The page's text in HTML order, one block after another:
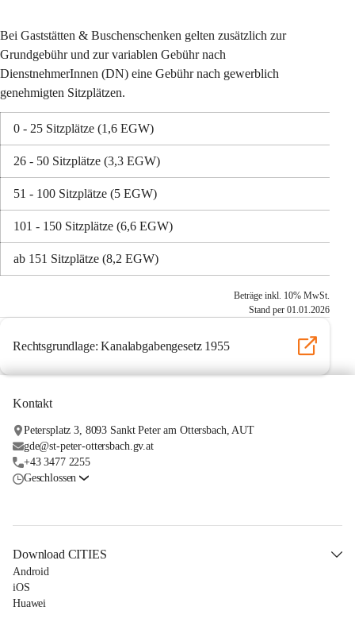
Bei Gaststätten & Buschenschenken gelten zusätzlich zur
Grundgebühr und zur variablen Gebühr nach
DienstnehmerInnen (DN) eine Gebühr nach gewerblich
genehmigten Sitzplätzen.
0 - 25 Sitzplätze (1,6 EGW)
26 - 50 Sitzplätze (3,3 EGW)
51 - 100 Sitzplätze (5 EGW)
101 - 150 Sitzplätze (6,6 EGW)
ab 151 Sitzplätze (8,2 EGW)
Beträge inkl. 10% MwSt.
Stand per 01.01.2026
Rechtsgrundlage: Kanalabgabengesetz 1955
Kontakt
Petersplatz 3, 8093 Sankt Peter am Ottersbach, AUT
gde@st-peter-ottersbach.gv.at
+43 3477 2255
Geschlossen
Download CITIES
Android
iOS
Huawei